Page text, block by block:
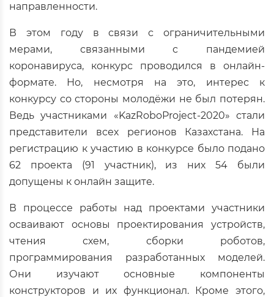
направленности.
В этом году в связи с ограничительными
мерами, связанными с пандемией
коронавируса, конкурс проводился в онлайн-
формате. Но, несмотря на это, интерес к
конкурсу со стороны молодёжи не был потерян.
Ведь участниками «KazRoboProject-2020» стали
представители всех регионов Казахстана. На
регистрацию к участию в конкурсе было подано
62 проекта (91 участник), из них 54 были
допущены к онлайн защите.
В процессе работы над проектами участники
осваивают основы проектирования устройств,
чтения схем, сборки роботов,
программирования разработанных моделей.
Они изучают основные компоненты
конструкторов и их функционал. Кроме этого,